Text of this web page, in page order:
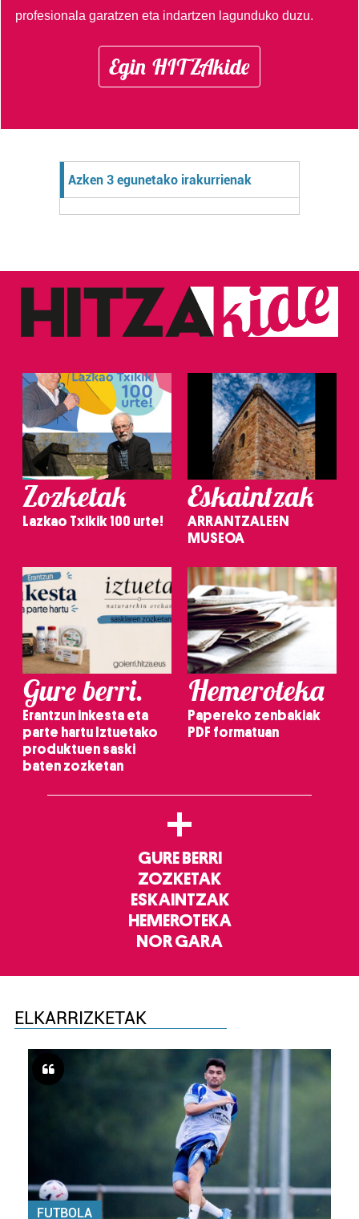
profesionala garatzen eta indartzen lagunduko duzu.
Egin HITZAkide
Azken 3 egunetako irakurrienak
Zozketak
Lazkao Txikik 100 urte!
Eskaintzak
ARRANTZALEEN
MUSEOA
Gure berri.
Erantzun inkesta eta
parte hartu Iztuetako
produktuen saski
baten zozketan
Hemeroteka
Papereko zenbakiak
PDF formatuan
+
GURE BERRI
ZOZKETAK
ESKAINTZAK
HEMEROTEKA
NOR GARA
ELKARRIZKETAK
FUTBOLA